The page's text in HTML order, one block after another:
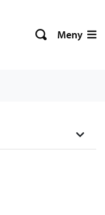
Meny